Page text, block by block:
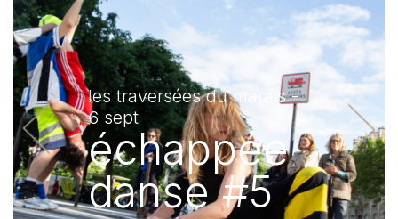
les traversées du marais -
6 sept
échappée
danse #5